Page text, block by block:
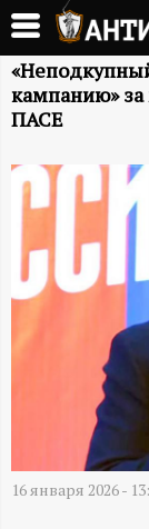
Перейти
основному
содержанию
А
Н
Т
И
М
А
А
кампанию»
ПАСЕ
16 января 2026 -